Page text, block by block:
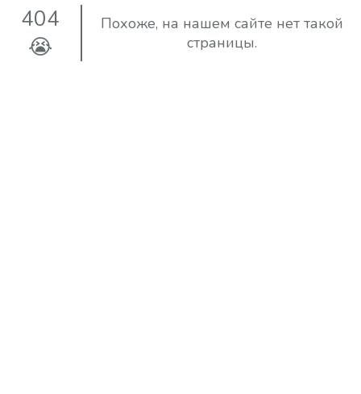
404
😭
Похоже, на нашем сайте нет такой
страницы.